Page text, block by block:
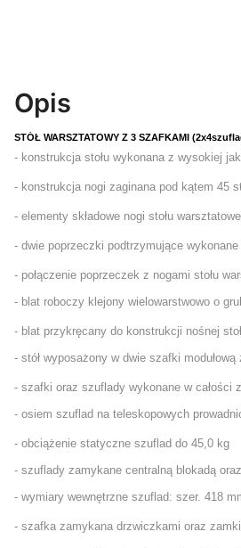
Opis
STÓŁ WARSZTATOWY Z 3 SZAFKAMI
- konstrukcja stołu wykonana z wysokiej
- konstrukcja nogi zaginana pod kątem 45
- elementy składowe nogi stołu
- dwie poprzeczki podtrzymujące
- połączenie poprzeczek z nogami stołu
- blat roboczy klejony wielowarstwowo o
- blat przykręcany do konstrukcji nośnej
- stół wyposażony w dwie szafki
- szafki oraz szuflady wykonane w całości
- osiem szuflad na teleskopowych
- obciążenie statyczne szuflad do 45,0 kg
- szuflady zamykane centralną blokadą
- wymiary wewnętrzne szuflad: szer. 418
- szafka zamykana drzwiczkami oraz